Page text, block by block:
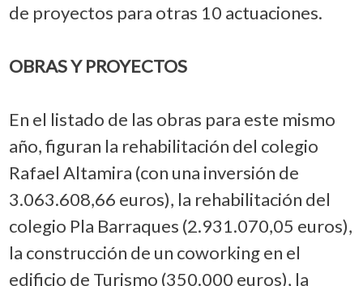
de proyectos para otras 10 actuaciones.
OBRAS Y PROYECTOS
En el listado de las obras para este mismo
año, figuran la rehabilitación del colegio
Rafael Altamira (con una inversión de
3.063.608,66 euros), la rehabilitación del
colegio Pla Barraques (2.931.070,05 euros),
la construcción de un coworking en el
edificio de Turismo (350.000 euros), la